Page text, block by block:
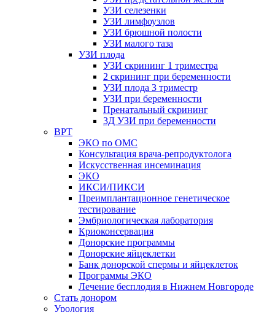
УЗИ селезенки
УЗИ лимфоузлов
УЗИ брюшной полости
УЗИ малого таза
УЗИ плода
УЗИ скрининг 1 триместра
2 скрининг при беременности
УЗИ плода 3 триместр
УЗИ при беременности
Пренатальный скрининг
3Д УЗИ при беременности
ВРТ
ЭКО по ОМС
Консультация врача-репродуктолога
Искусственная инсеминация
ЭКО
ИКСИ/ПИКСИ
Преимплантационное генетическое
тестирование
Эмбриологическая лаборатория
Криоконсервация
Донорские программы
Донорские яйцеклетки
Банк донорской спермы и яйцеклеток
Программы ЭКО
Лечение бесплодия в Нижнем Новгороде
Стать донором
Урология